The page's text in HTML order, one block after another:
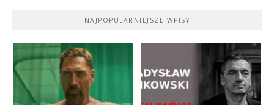
NAJPOPULARNIEJSZE WPISY